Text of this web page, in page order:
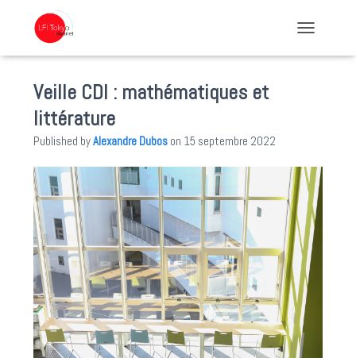
Veille CDI : mathématiques et
littérature
Published byAlexandre Dubos on 15 septembre 2022